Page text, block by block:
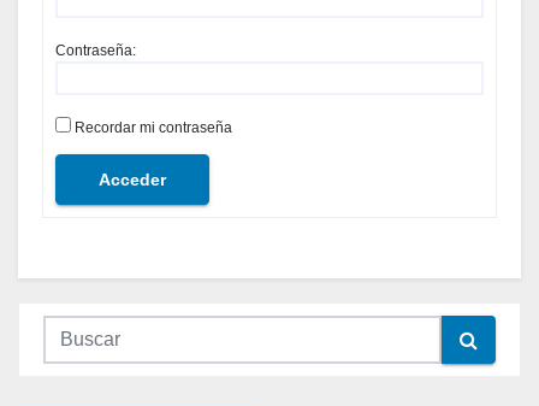
Contraseña:
Recordar mi contraseña
Acceder